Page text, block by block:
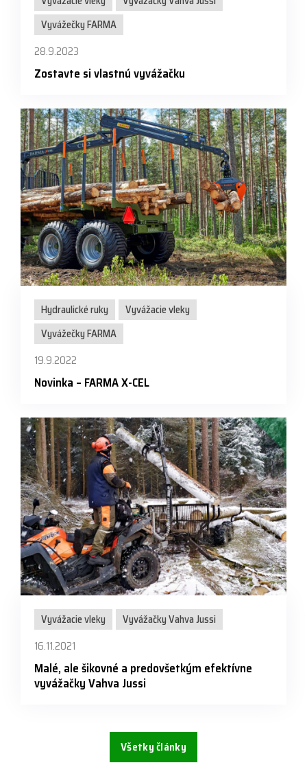
Vyvážečky FARMA
28.9.2023
Zostavte si vlastnú vyvážačku
Hydraulické ruky
Vyvážacie vleky
Vyvážečky FARMA
19.9.2022
Novinka – FARMA X-CEL
Vyvážacie vleky
Vyvážačky Vahva Jussi
16.11.2021
Malé, ale šikovné a predovšetkým efektívne
vyvážačky Vahva Jussi
Všetky články